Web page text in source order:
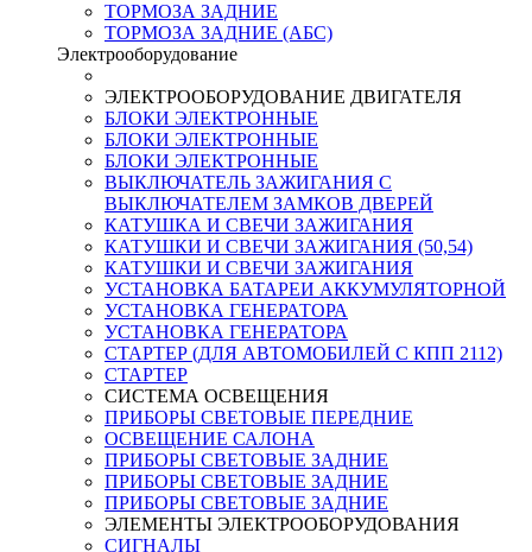
ТОРМОЗА ЗАДНИЕ
ТОРМОЗА ЗАДНИЕ (АБС)
Электрооборудование
ЭЛЕКТРООБОРУДОВАНИЕ ДВИГАТЕЛЯ
БЛОКИ ЭЛЕКТРОННЫЕ
БЛОКИ ЭЛЕКТРОННЫЕ
БЛОКИ ЭЛЕКТРОННЫЕ
ВЫКЛЮЧАТЕЛЬ ЗАЖИГАНИЯ С
ВЫКЛЮЧАТЕЛЕМ ЗАМКОВ ДВЕРЕЙ
КАТУШКА И СВЕЧИ ЗАЖИГАНИЯ
КАТУШКИ И СВЕЧИ ЗАЖИГАНИЯ (50,54)
КАТУШКИ И СВЕЧИ ЗАЖИГАНИЯ
УСТАНОВКА БАТАРЕИ АККУМУЛЯТОРНОЙ
УСТАНОВКА ГЕНЕРАТОРА
УСТАНОВКА ГЕНЕРАТОРА
СТАРТЕР (ДЛЯ АВТОМОБИЛЕЙ С КПП 2112)
СТАРТЕР
СИСТЕМА ОСВЕЩЕНИЯ
ПРИБОРЫ СВЕТОВЫЕ ПЕРЕДНИЕ
ОСВЕЩЕНИЕ САЛОНА
ПРИБОРЫ СВЕТОВЫЕ ЗАДНИЕ
ПРИБОРЫ СВЕТОВЫЕ ЗАДНИЕ
ПРИБОРЫ СВЕТОВЫЕ ЗАДНИЕ
ЭЛЕМЕНТЫ ЭЛЕКТРООБОРУДОВАНИЯ
СИГНАЛЫ